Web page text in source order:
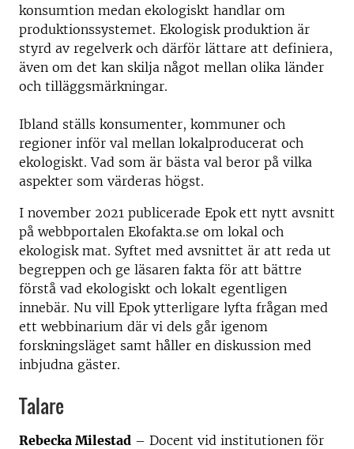
konsumtion medan ekologiskt handlar om
produktionssystemet. Ekologisk produktion är
styrd av regelverk och därför lättare att definiera,
även om det kan skilja något mellan olika länder
och tilläggsmärkningar.
Ibland ställs konsumenter, kommuner och
regioner inför val mellan lokalproducerat och
ekologiskt. Vad som är bästa val beror på vilka
aspekter som värderas högst.
I november 2021 publicerade Epok ett nytt avsnitt
på webbportalen Ekofakta.se om lokal och
ekologisk mat. Syftet med avsnittet är att reda ut
begreppen och ge läsaren fakta för att bättre
förstå vad ekologiskt och lokalt egentligen
innebär. Nu vill Epok ytterligare lyfta frågan med
ett webbinarium där vi dels går igenom
forskningsläget samt håller en diskussion med
inbjudna gäster.
Talare
Rebecka Milestad – Docent vid institutionen för